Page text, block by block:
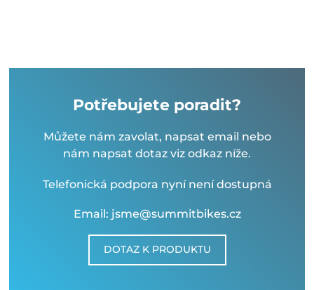
Potřebujete poradit?
Můžete nám zavolat, napsat email nebo
nám napsat dotaz viz odkaz níže.
Telefonická podpora nyní není dostupná
Email: jsme@summitbikes.cz
DOTAZ K PRODUKTU